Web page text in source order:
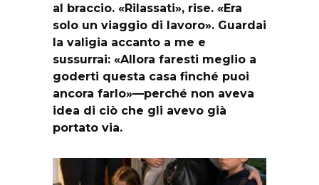
al braccio. «Rilassati», rise. «Era
solo un viaggio di lavoro». Guardai
la valigia accanto a me e
sussurrai: «Allora faresti meglio a
goderti questa casa finché puoi
ancora farlo»—perché non aveva
idea di ciò che gli avevo già
portato via.